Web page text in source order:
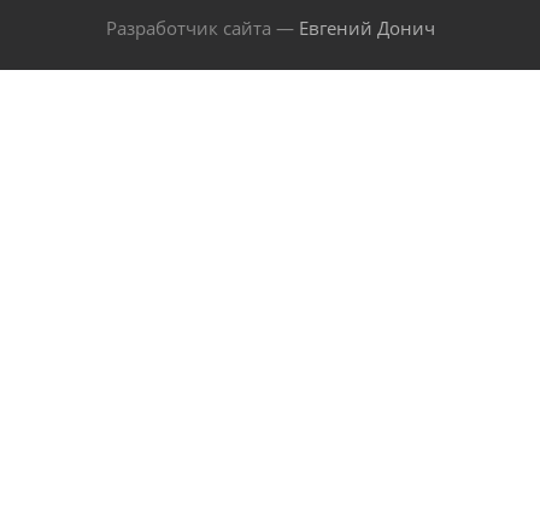
Разработчик сайта — Евгений Донич